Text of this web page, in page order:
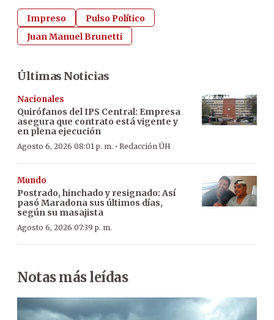
Impreso
Pulso Político
Juan Manuel Brunetti
Últimas Noticias
Nacionales
Quirófanos del IPS Central: Empresa
asegura que contrato está vigente y
en plena ejecución
Agosto 6, 2026 08:01 p. m. · Redacción ÚH
Mundo
Postrado, hinchado y resignado: Así
pasó Maradona sus últimos días,
según su masajista
Agosto 6, 2026 07:39 p. m.
Notas más leídas